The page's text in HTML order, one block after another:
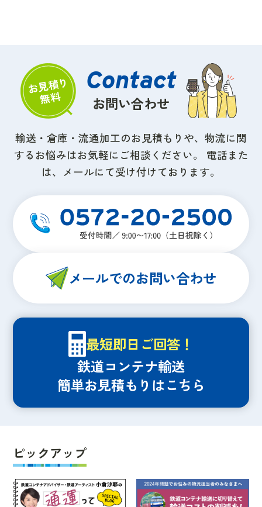
お問い合わせ
輸送・倉庫・流通加工のお見積もりや、物流に関
するお悩みはお気軽にご相談ください。
電話また
は、メールにて受け付けております。
メールでのお問い合わせ
最短即日ご回答！
鉄道コンテナ輸送
簡単お見積もりはこちら
ピックアップ